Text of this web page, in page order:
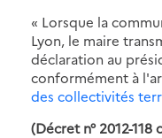
« Lorsque la
Lyon, le maire
déclaration au
conformément à
des collectivités
(Décret n° 2012-118